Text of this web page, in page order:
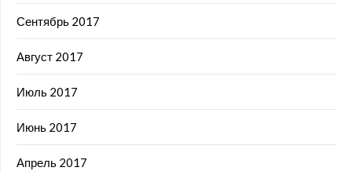
Сентябрь 2017
Август 2017
Июль 2017
Июнь 2017
Апрель 2017